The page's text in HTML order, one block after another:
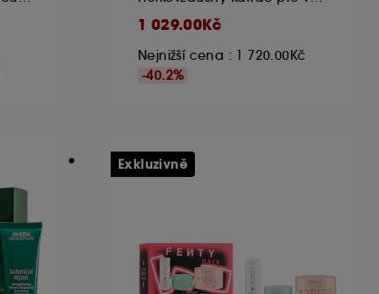
1 029.00Kč
Nejnižší cena : 1 720.00Kč
-40.2%
Exkluzivně